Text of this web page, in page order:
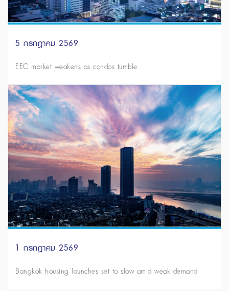
5 กรกฎาคม 2569
EEC market weakens as condos tumble
1 กรกฎาคม 2569
Bangkok housing launches set to slow amid weak demand